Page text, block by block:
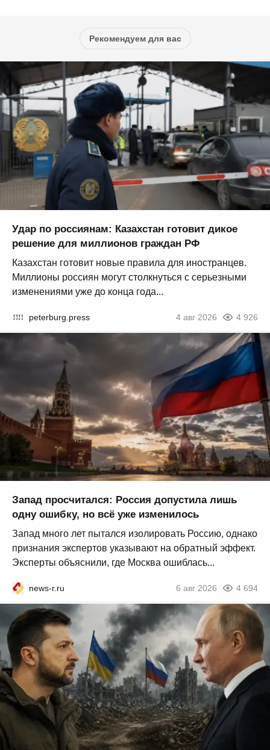
Рекомендуем для вас
Удар по россиянам: Казахстан готовит дикое
решение для миллионов граждан РФ
Казахстан готовит новые правила для иностранцев.
Миллионы россиян могут столкнуться с серьезными
изменениями уже до конца года...
peterburg.press 4 авг 2026 4 926
Запад просчитался: Россия допустила лишь
одну ошибку, но всё уже изменилось
Запад много лет пытался изолировать Россию, однако
признания экспертов указывают на обратный эффект.
Эксперты объяснили, где Москва ошиблась...
news-r.ru 6 авг 2026 4 694